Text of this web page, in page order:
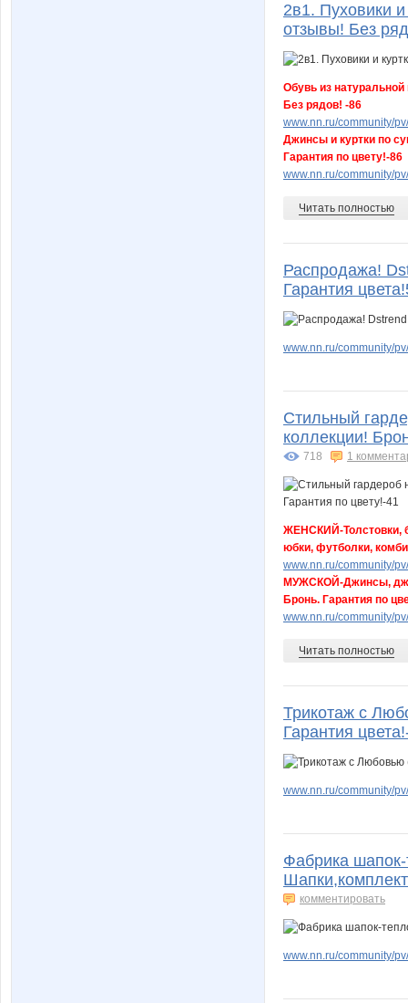
2в1. Пуховики
отзывы! Без
Обувь из
Без рядов! -86
www.nn.ru/community/
Джинсы и куртки по
Гарантия по цвету!-86
www.nn.ru/community/
Читать полностью
Распродажа!
Гарантия
www.nn.ru/community/
Стильный
коллекции!
718 1
ЖЕНСКИЙ-Толстовки,
юбки, футболки,
www.nn.ru/community/
МУЖСКОЙ-Джинсы,
Бронь. Гарантия по
www.nn.ru/community/
Читать полностью
Трикотаж с
Гарантия
www.nn.ru/community/
Фабрика
комментировать
www.nn.ru/community/